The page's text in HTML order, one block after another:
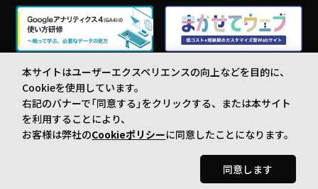
本サイトはユーザーエクスペリエンスの向上などを目的に、
Cookieを使用しています。
右記のバナーで「同意する」をクリックする、または本サイト
を利用することにより、
お客様は弊社のCookieポリシーに同意したことになります。
同意します
Copyright © Insource Co., Ltd. All rights reserved.